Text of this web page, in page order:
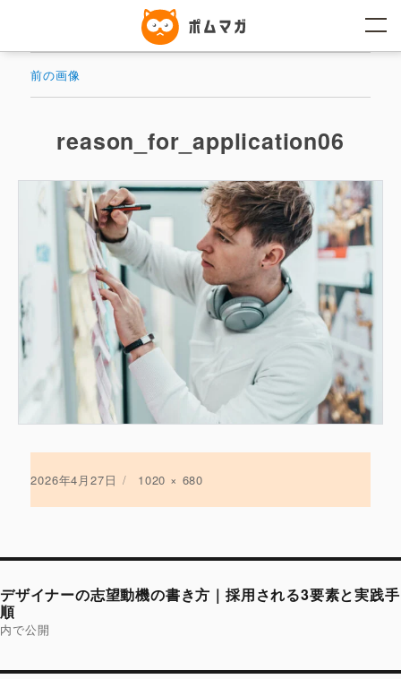
ン
前の画像
reason_for_application06
投
2026年4月27日
フ
ズ
1020 × 680
投
ナ
ビ
ゲ
ー
ョ
デザイナーの志望動機の書き方｜採用される3要素と実践手
順
内で公開